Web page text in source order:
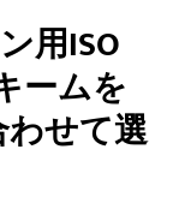
用ISO
ームを
わせて選